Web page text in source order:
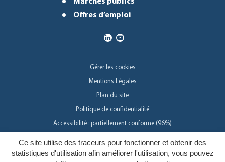
Ce site utilise des traceurs pour fonctionner et obtenir des
statistiques d'utilisation afin améliorer l'utilisation, vous pouvez
Offres d’emploi
Gérer les cookies
Mentions Légales
Plan du site
Politique de confidentialité
Accessibilité : partiellement conforme (96%)
Inovagora